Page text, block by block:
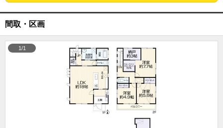
間取・区画
1/1
四街道･佐倉･八千代方面エリアの土地
船橋･市川･浦安方面エリア
船橋･市川･浦安方面エリアの新築一戸建
船橋･市川･浦安方面エリアの中古一戸建
船橋･市川･浦安方面エリアのマンション
船橋･市川･浦安方面エリアの土地
千葉市エリアの新築一戸建
千葉市エリアの中古一戸建